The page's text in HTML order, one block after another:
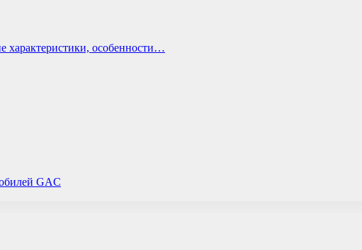
характеристики, особенности…
GAC